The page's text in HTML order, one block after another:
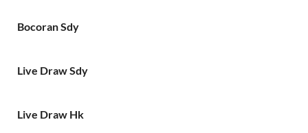
Bocoran Sdy
Live Draw Sdy
Live Draw Hk